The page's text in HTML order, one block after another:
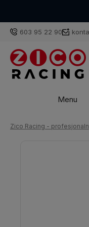
603 95 22 90
Menu
Zico Racing -